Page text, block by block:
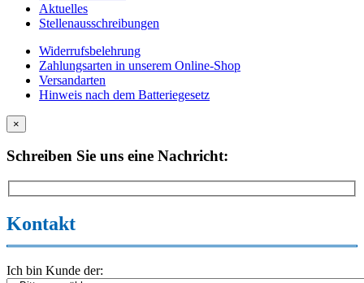
Aktuelles
Stellenausschreibungen
Widerrufsbelehrung
Zahlungsarten in unserem Online-Shop
Versandarten
Hinweis nach dem Batteriegesetz
×
Schreiben Sie uns eine Nachricht:
Kontakt
Ich bin Kunde der: